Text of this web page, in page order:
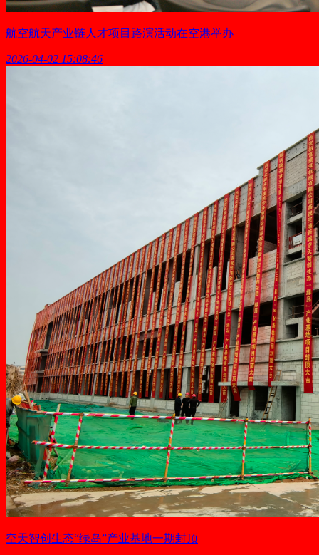
航空航天产业链人才项目路演活动在空港举办
2026-04-02 15:08:46
空天智创生态“绿岛”产业基地一期封顶